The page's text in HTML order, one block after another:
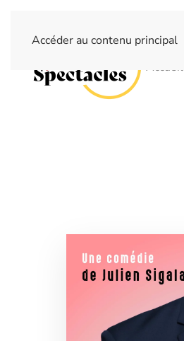
Accéder au contenu principal
Accueil